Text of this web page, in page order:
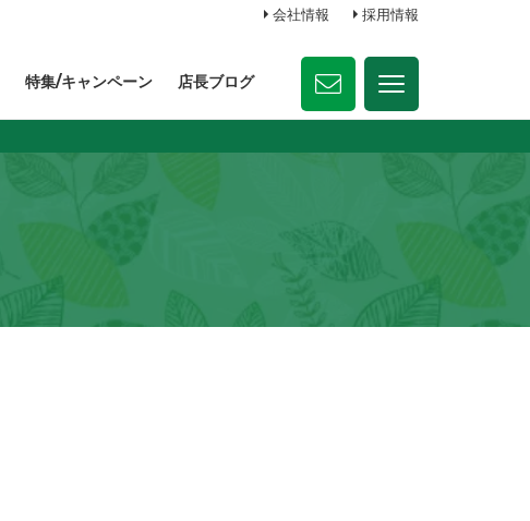
会社情報 採用情報
特集/キャンペーン 店長ブログ